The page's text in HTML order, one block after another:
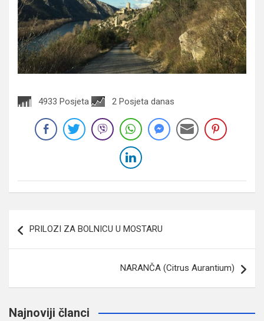
4933 Posjeta 2 Posjeta danas
članaka
PRILOZI ZA BOLNICU U MOSTARU
NARANČA (Citrus Aurantium)
Najnoviji članci